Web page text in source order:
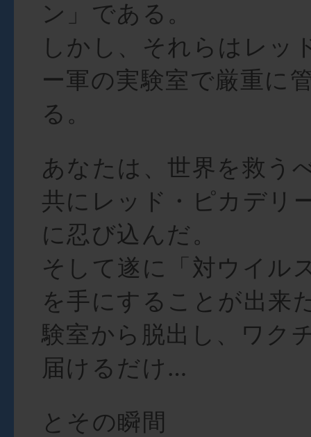
ン」である。
しかし、それらはレッ
ー軍の実験室で厳重に
る。
あなたは、世界を救う
共にレッド・ピカデリ
に忍び込んだ。
そして遂に「対ウイル
を手にすることが出来
験室から脱出し、ワク
届けるだけ…
とその瞬間